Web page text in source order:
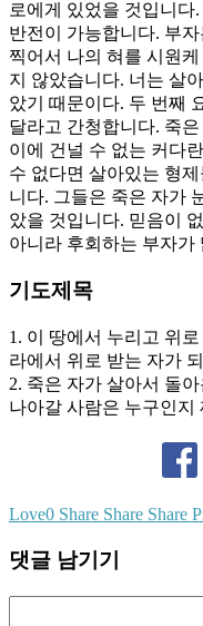
로에게 있었을 것입니다
반전이 가능합니다. 부
찍어서 나의 혀를 시원
지 않았습니다. 너는 살
았기 때문이다. 두 번째
달라고 간청합니다. 죽
이에 건널 수 없는 커다
수 없다면 살아있는 형
니다. 그들은 죽은 자가
았을 것입니다. 믿음이
아니라 후회하는 부자가
기도제목
1. 이 땅에서 누리고 위
라에서 위로 받는 자가
2. 죽은 자가 살아서 돌
나아갈 사람은 누구인지
Love0 Share Share Share
댓글 남기기